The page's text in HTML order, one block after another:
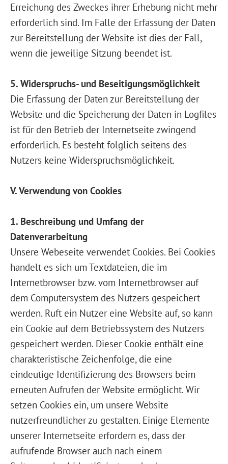
Erreichung des Zweckes ihrer Erhebung nicht mehr
erforderlich sind. Im Falle der Erfassung der Daten
zur Bereitstellung der Website ist dies der Fall,
wenn die jeweilige Sitzung beendet ist.
5. Widerspruchs- und Beseitigungsmöglichkeit
Die Erfassung der Daten zur Bereitstellung der
Website und die Speicherung der Daten in Logfiles
ist für den Betrieb der Internetseite zwingend
erforderlich. Es besteht folglich seitens des
Nutzers keine Widerspruchsmöglichkeit.
V. Verwendung von Cookies
1. Beschreibung und Umfang der
Datenverarbeitung
Unsere Webeseite verwendet Cookies. Bei Cookies
handelt es sich um Textdateien, die im
Internetbrowser bzw. vom Internetbrowser auf
dem Computersystem des Nutzers gespeichert
werden. Ruft ein Nutzer eine Website auf, so kann
ein Cookie auf dem Betriebssystem des Nutzers
gespeichert werden. Dieser Cookie enthält eine
charakteristische Zeichenfolge, die eine
eindeutige Identifizierung des Browsers beim
erneuten Aufrufen der Website ermöglicht. Wir
setzen Cookies ein, um unsere Website
nutzerfreundlicher zu gestalten. Einige Elemente
unserer Internetseite erfordern es, dass der
aufrufende Browser auch nach einem